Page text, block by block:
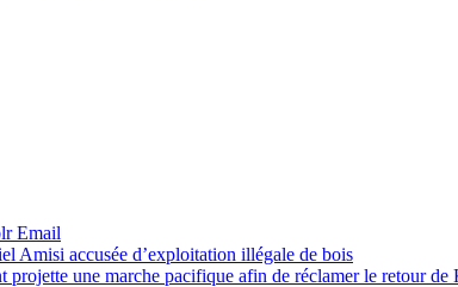
Email
Amisi accusée d’exploitation illégale de bois
projette une marche pacifique afin de réclamer le retour de